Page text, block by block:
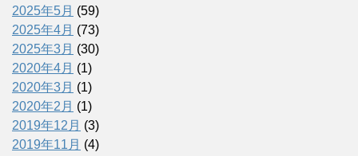
2025年5月 (59)
2025年4月 (73)
2025年3月 (30)
2020年4月 (1)
2020年3月 (1)
2020年2月 (1)
2019年12月 (3)
2019年11月 (4)